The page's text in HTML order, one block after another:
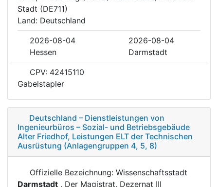
Stadt (DE711)
Land: Deutschland
2026-08-04
2026-08-04
Hessen
Darmstadt
CPV: 42415110
Gabelstapler
Deutschland – Dienstleistungen von
Ingenieurbüros – Sozial- und Betriebsgebäude
Alter Friedhof, Leistungen ELT der Technischen
Ausrüstung (Anlagengruppen 4, 5, 8)
Offizielle Bezeichnung: Wissenschaftsstadt
Darmstadt , Der Magistrat, Dezernat III